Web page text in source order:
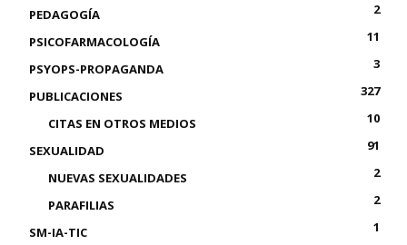
PEDAGOGÍA
2
PSICOFARMACOLOGÍA
11
PSYOPS-PROPAGANDA
3
PUBLICACIONES
327
CITAS EN OTROS MEDIOS
10
SEXUALIDAD
91
NUEVAS SEXUALIDADES
2
PARAFILIAS
2
SM-IA-TIC
1